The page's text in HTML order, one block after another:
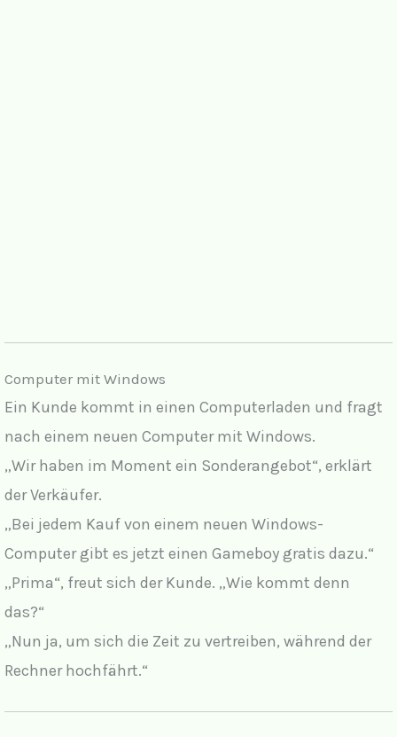
Computer mit Windows
Ein Kunde kommt in einen Computerladen und fragt
nach einem neuen Computer mit Windows.
„Wir haben im Moment ein Sonderangebot“, erklärt
der Verkäufer.
„Bei jedem Kauf von einem neuen Windows-
Computer gibt es jetzt einen Gameboy gratis dazu.“
„Prima“, freut sich der Kunde. „Wie kommt denn
das?“
„Nun ja, um sich die Zeit zu vertreiben, während der
Rechner hochfährt.“